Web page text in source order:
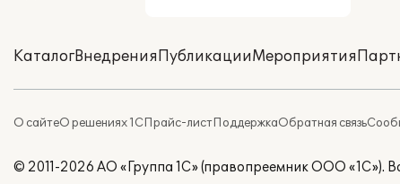
КаталогВнедренияПубликацииМероприятия
О сайтеО решениях 1СПрайс-листПоддержкаОбратная связь
© 2011-2026 АО «Группа 1С» (правопреемник ООО «1С»).